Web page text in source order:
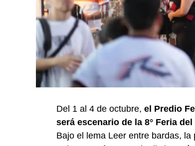
Del 1 al 4 de octubre, el Predio
será escenario de la 8° Feria
Bajo el lema Leer entre bardas,